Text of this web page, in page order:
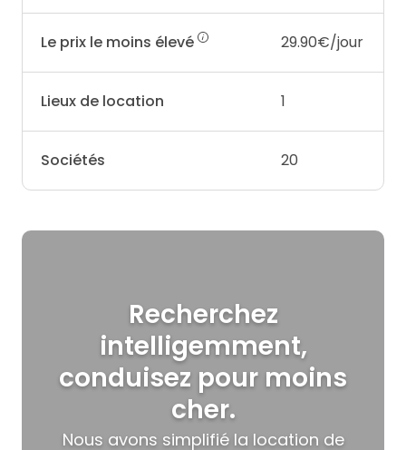
Le prix le moins élevé 29.90€/jour
Lieux de location 1
Sociétés 20
Recherchez
intelligemment,
conduisez pour moins
cher.
Nous avons simplifié la location de